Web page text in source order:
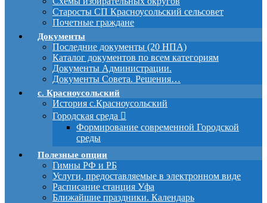
Старосты СП Красноусольский сельсовет
Почетные граждане
Документы
Последние документы (20 НПА)
Каталог документов по всем категориям
Документы Администрации.
Документы Совета. Решения…
с. Красноусольский
История с.Красноусольский
Городская среда
Формирование современной Городской
среды
Полезные опции
Гимны РФ и РБ
Услуги, предоставляемые в электронном виде
Расписание станция Уфа
Ближайшие праздники. Календарь